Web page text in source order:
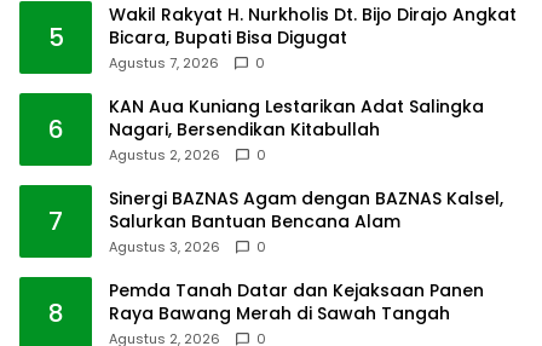
5
Wakil Rakyat H. Nurkholis Dt. Bijo Dirajo Angkat
Bicara, Bupati Bisa Digugat
Agustus 7, 2026 0
6
KAN Aua Kuniang Lestarikan Adat Salingka
Nagari, Bersendikan Kitabullah
Agustus 2, 2026 0
7
Sinergi BAZNAS Agam dengan BAZNAS Kalsel,
Salurkan Bantuan Bencana Alam
Agustus 3, 2026 0
8
Pemda Tanah Datar dan Kejaksaan Panen
Raya Bawang Merah di Sawah Tangah
Agustus 2, 2026 0